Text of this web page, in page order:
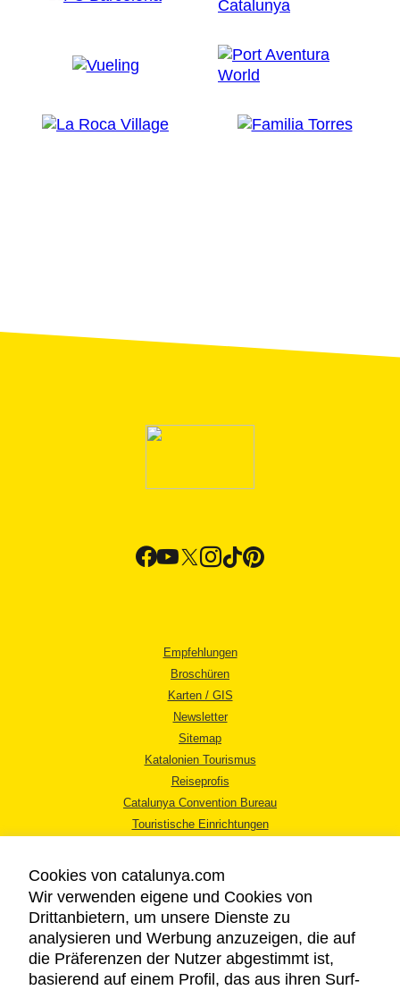
Empfehlungen
Broschüren
Karten / GIS
Newsletter
Sitemap
Katalonien Tourismus
Reiseprofis
Catalunya Convention Bureau
Touristische Einrichtungen
RECHTLICHER HINWEIS
Cookies von catalunya.com
Wir verwenden eigene und Cookies von
Drittanbietern, um unsere Dienste zu
analysieren und Werbung anzuzeigen, die auf
die Präferenzen der Nutzer abgestimmt ist,
basierend auf einem Profil, das aus ihren Surf-